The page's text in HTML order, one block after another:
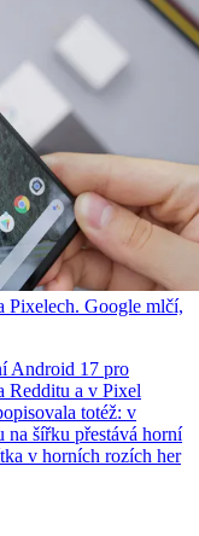
Pixelech. Google mlčí,
Android 17 pro
Redditu a v Pixel
totéž: v
na šířku přestává horní
v horních rozích her